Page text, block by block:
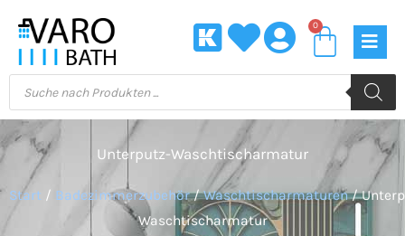
Inhalt
springen
0
Products
search
Unterputz-Waschtischarmatur
Start / Badezimmerzubehör/Waschtischarmaturen/
Waschtischarmatur